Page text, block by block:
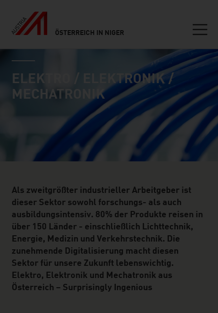
ÖSTERREICH IN NIGER
Inhalt
industry page
ELEKTRO / ELEKTRONIK /
MECHATRONIK
Als zweitgrößter industrieller Arbeitgeber ist
dieser Sektor sowohl forschungs- als auch
ausbildungsintensiv. 80% der Produkte reisen in
über 150 Länder - einschließlich Lichttechnik,
Energie, Medizin und Verkehrstechnik. Die
zunehmende Digitalisierung macht diesen
Sektor für unsere Zukunft lebenswichtig.
Elektro, Elektronik und Mechatronik aus
Österreich – Surprisingly Ingenious